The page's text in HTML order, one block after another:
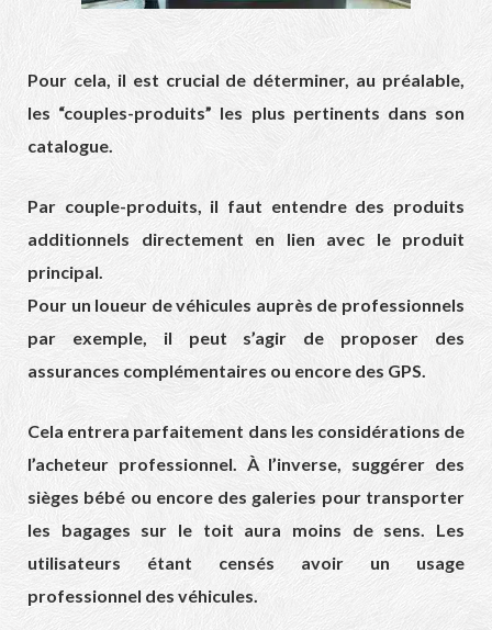
Pour cela, il est crucial de déterminer, au préalable,
les “couples-produits” les plus pertinents dans son
catalogue.
Par couple-produits, il faut entendre des produits
additionnels directement en lien avec le produit
principal.
Pour un loueur de véhicules auprès de professionnels
par exemple, il peut s’agir de proposer des
assurances complémentaires ou encore des GPS.
Cela entrera parfaitement dans les considérations de
l’acheteur professionnel. À l’inverse, suggérer des
sièges bébé ou encore des galeries pour transporter
les bagages sur le toit aura moins de sens. Les
utilisateurs étant censés avoir un usage
professionnel des véhicules.